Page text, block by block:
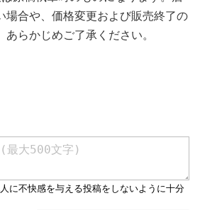
場合や、価格変更および販売終了の
らかじめご了承ください。